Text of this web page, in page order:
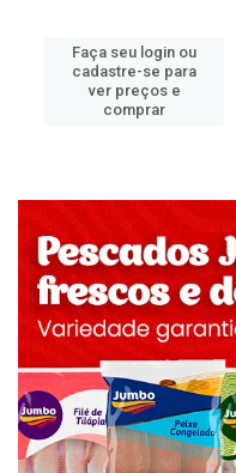
Faça seu login ou
cadastre-se para
ver preços e
comprar